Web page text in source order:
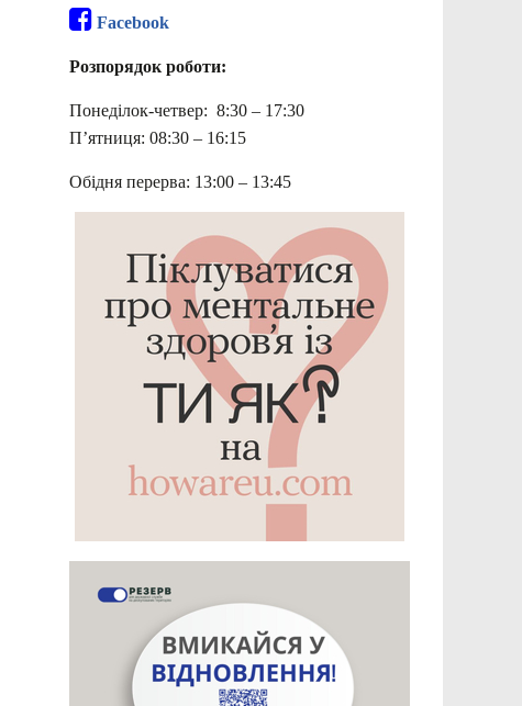
Facebook
Розпорядок роботи:
Понеділок-четвер: 8:30 – 17:30
П’ятниця: 08:30 – 16:15
Обідня перерва: 13:00 – 13:45